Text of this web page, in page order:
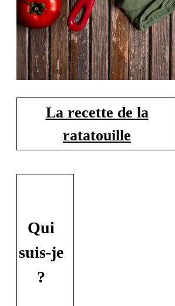
La recette de la
ratatouille
Qui
suis-je
?